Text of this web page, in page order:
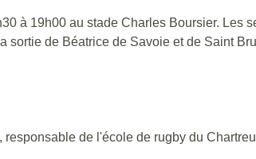
à 19h00 au stade Charles Boursier.
sortie de Béatrice de Savoie et de Saint
de l'école de rugby du